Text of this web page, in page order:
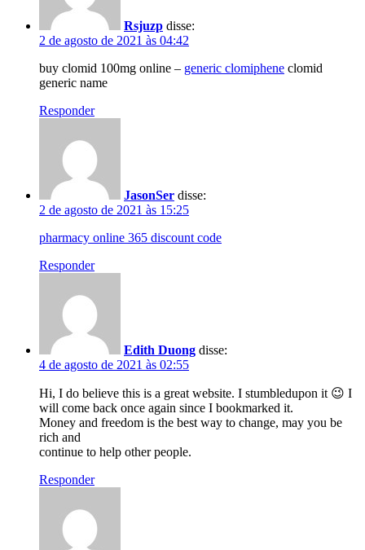
Rsjuzp disse:
2 de agosto de 2021 às 04:42
buy clomid 100mg online – generic clomiphene clomid
generic name
Responder
JasonSer disse:
2 de agosto de 2021 às 15:25
pharmacy online 365 discount code
Responder
Edith Duong disse:
4 de agosto de 2021 às 02:55
Hi, I do believe this is a great website. I stumbledupon it 😉 I
will come back once again since I bookmarked it.
Money and freedom is the best way to change, may you be
rich and
continue to help other people.
Responder